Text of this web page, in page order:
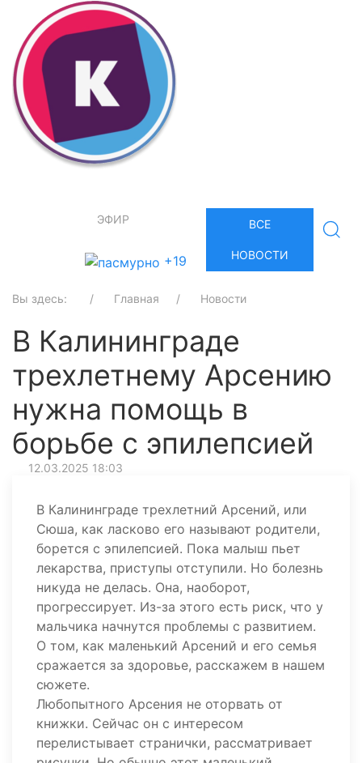
ЭФИР
+19
ВСЕ
НОВОСТИ
Вы здесь: Главная Новости
В Калининграде
трехлетнему Арсению
нужна помощь в
борьбе с эпилепсией
12.03.2025 18:03
В Калининграде трехлетний Арсений, или
Сюша, как ласково его называют родители,
борется с эпилепсией. Пока малыш пьет
лекарства, приступы отступили. Но болезнь
никуда не делась. Она, наоборот,
прогрессирует. Из-за этого есть риск, что у
мальчика начнутся проблемы с развитием.
О том, как маленький Арсений и его семья
сражается за здоровье, расскажем в нашем
сюжете.
Любопытного Арсения не оторвать от
книжки. Сейчас он с интересом
перелистывает странички, рассматривает